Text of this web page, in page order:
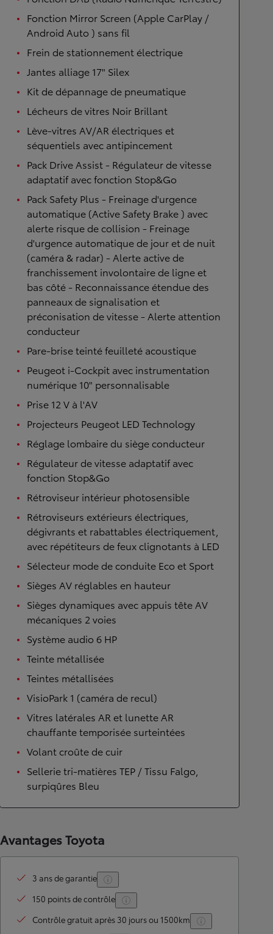
Fonction Mirror Screen (Apple CarPlay /
Android Auto ) sans fil
Frein de stationnement électrique
Jantes alliage 17" Silex
Kit de dépannage de pneumatique
Lécheurs de vitres Noir Brillant
Lève-vitres AV/AR électriques et
séquentiels avec antipincement
Pack Drive Assist - Régulateur de vitesse
adaptatif avec fonction Stop&Go
Pack Safety Plus - Freinage d'urgence
automatique (Active Safety Brake ) avec
alerte risque de collision - Freinage
d'urgence automatique de jour et de nuit
(caméra & radar) - Alerte active de
franchissement involontaire de ligne et
bas côté - Reconnaissance étendue des
panneaux de signalisation et
préconisation de vitesse - Alerte attention
conducteur
Pare-brise teinté feuilleté acoustique
Peugeot i-Cockpit avec instrumentation
numérique 10" personnalisable
Prise 12 V à l'AV
Projecteurs Peugeot LED Technology
Réglage lombaire du siège conducteur
Régulateur de vitesse adaptatif avec
fonction Stop&Go
Rétroviseur intérieur photosensible
Rétroviseurs extérieurs électriques,
dégivrants et rabattables électriquement,
avec répétiteurs de feux clignotants à LED
Sélecteur mode de conduite Eco et Sport
Sièges AV réglables en hauteur
Sièges dynamiques avec appuis tête AV
mécaniques 2 voies
Système audio 6 HP
Teinte métallisée
Teintes métallisées
VisioPark 1 (caméra de recul)
Vitres latérales AR et lunette AR
chauffante temporisée surteintées
Volant croûte de cuir
Sellerie tri-matières TEP / Tissu Falgo,
surpiqûres Bleu
Avantages Toyota
3 ans de garantie
150 points de contrôle
Contrôle gratuit après 30 jours ou 1500km